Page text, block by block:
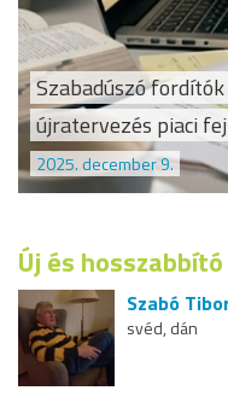
Szabadúszó
újratervezés piaci
2025. december 9.
Új és
Szabó
svéd, dán